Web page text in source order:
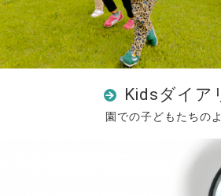
Kidsダイア
園での子どもたちの